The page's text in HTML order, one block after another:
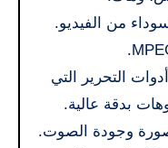
من الفيديو.
التحرير التي
بدقة عالية.
وجودة الصوت.